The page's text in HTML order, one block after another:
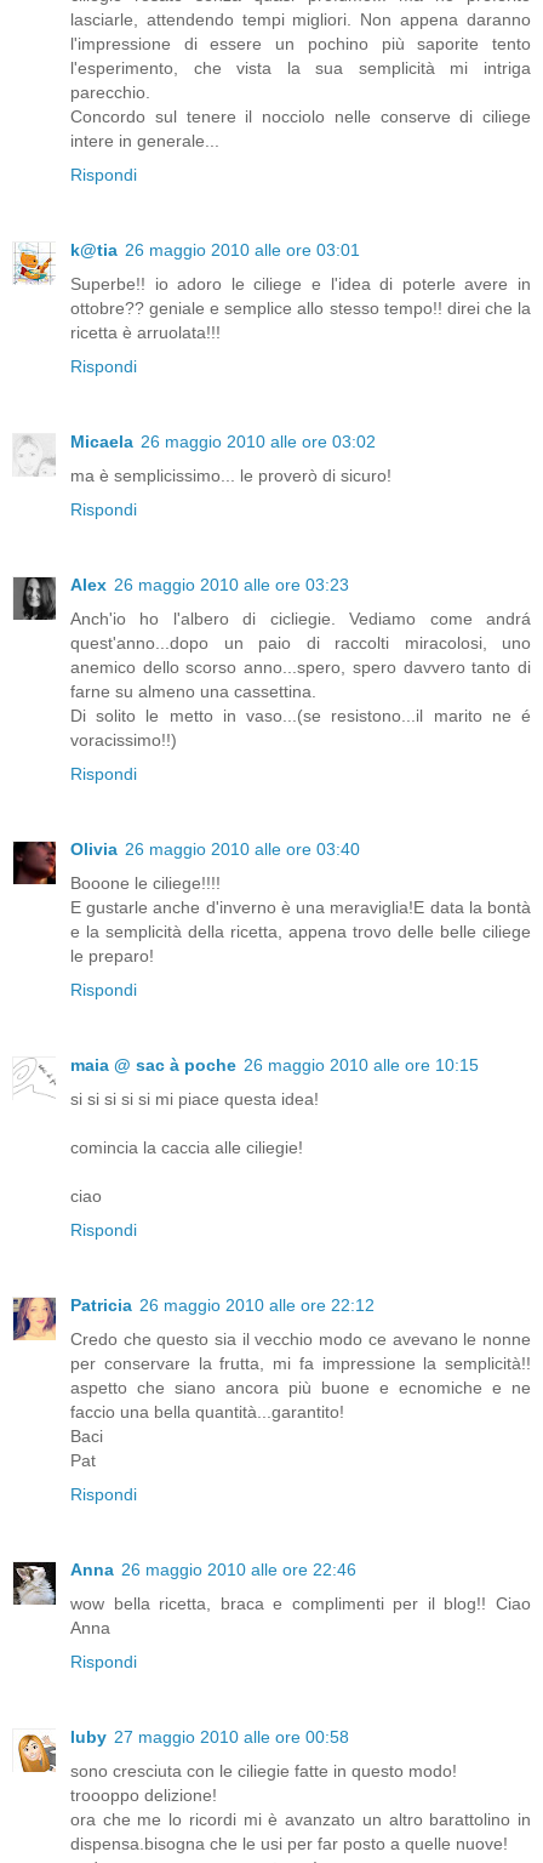
lasciarle, attendendo tempi migliori. Non appena daranno
l'impressione di essere un pochino più saporite tento
l'esperimento, che vista la sua semplicità mi intriga
parecchio.
Concordo sul tenere il nocciolo nelle conserve di ciliege
intere in generale...
Rispondi
k@tia 26 maggio 2010 alle ore 03:01
Superbe!! io adoro le ciliege e l'idea di poterle avere in
ottobre?? geniale e semplice allo stesso tempo!! direi che la
ricetta è arruolata!!!
Rispondi
Micaela 26 maggio 2010 alle ore 03:02
ma è semplicissimo... le proverò di sicuro!
Rispondi
Alex 26 maggio 2010 alle ore 03:23
Anch'io ho l'albero di cicliegie. Vediamo come andrá
quest'anno...dopo un paio di raccolti miracolosi, uno
anemico dello scorso anno...spero, spero davvero tanto di
farne su almeno una cassettina.
Di solito le metto in vaso...(se resistono...il marito ne é
voracissimo!!)
Rispondi
Olivia 26 maggio 2010 alle ore 03:40
Booone le ciliege!!!!
E gustarle anche d'inverno è una meraviglia!E data la bontà
e la semplicità della ricetta, appena trovo delle belle ciliege
le preparo!
Rispondi
maia @ sac à poche 26 maggio 2010 alle ore 10:15
si si si si si mi piace questa idea!
comincia la caccia alle ciliegie!
ciao
Rispondi
Patricia 26 maggio 2010 alle ore 22:12
Credo che questo sia il vecchio modo ce avevano le nonne
per conservare la frutta, mi fa impressione la semplicità!!
aspetto che siano ancora più buone e ecnomiche e ne
faccio una bella quantità...garantito!
Baci
Pat
Rispondi
Anna 26 maggio 2010 alle ore 22:46
wow bella ricetta, braca e complimenti per il blog!! Ciao
Anna
Rispondi
luby 27 maggio 2010 alle ore 00:58
sono cresciuta con le ciliegie fatte in questo modo!
troooppo delizione!
ora che me lo ricordi mi è avanzato un altro barattolino in
dispensa.bisogna che le usi per far posto a quelle nuove!